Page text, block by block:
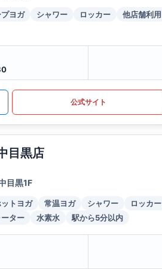
ヨガ シャワー ロッカー
他店舗利用
公式サイト
目黒店
目黒1F
トヨガ 常温ヨガ シャワー
ロッカー
ター 水素水 駅から5分以内